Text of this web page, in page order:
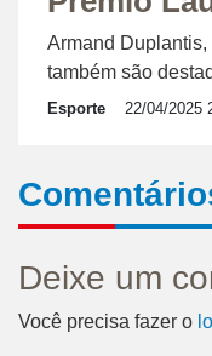
Armand Duplantis,
também são
Esporte 22/04/2025
Deixe um
Você precisa fazer o